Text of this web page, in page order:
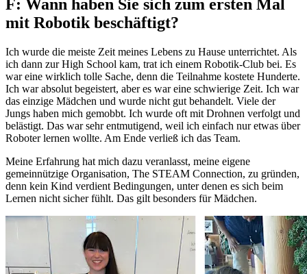
F: Wann haben Sie sich zum ersten Mal
mit Robotik beschäftigt?
Ich wurde die meiste Zeit meines Lebens zu Hause unterrichtet. Als
ich dann zur High School kam, trat ich einem Robotik-Club bei. Es
war eine wirklich tolle Sache, denn die Teilnahme kostete Hunderte.
Ich war absolut begeistert, aber es war eine schwierige Zeit. Ich war
das einzige Mädchen und wurde nicht gut behandelt. Viele der
Jungs haben mich gemobbt. Ich wurde oft mit Drohnen verfolgt und
belästigt. Das war sehr entmutigend, weil ich einfach nur etwas über
Roboter lernen wollte. Am Ende verließ ich das Team.
Meine Erfahrung hat mich dazu veranlasst, meine eigene
gemeinnützige Organisation, The STEAM Connection, zu gründen,
denn kein Kind verdient Bedingungen, unter denen es sich beim
Lernen nicht sicher fühlt. Das gilt besonders für Mädchen.